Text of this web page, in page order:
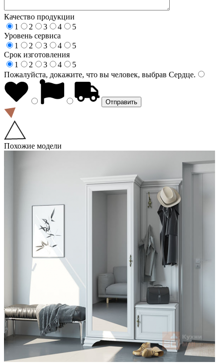
Качество продукции
1
2 3 4
5
Уровень сервиса
1
2 3 4
5
Срок изготовления
1
2 3 4
5
Пожалуйста, докажите, что вы человек, выбрав Сердце.
Похожие модели